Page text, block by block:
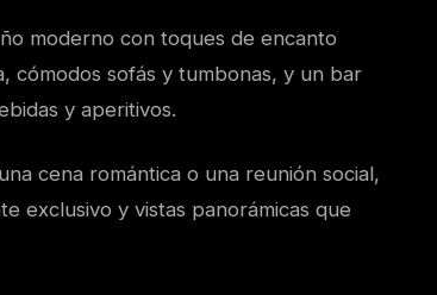
moderno con toques de encanto
cómodos sofás y tumbonas, y un bar
y aperitivos.
cena romántica o una reunión social,
exclusivo y vistas panorámicas que